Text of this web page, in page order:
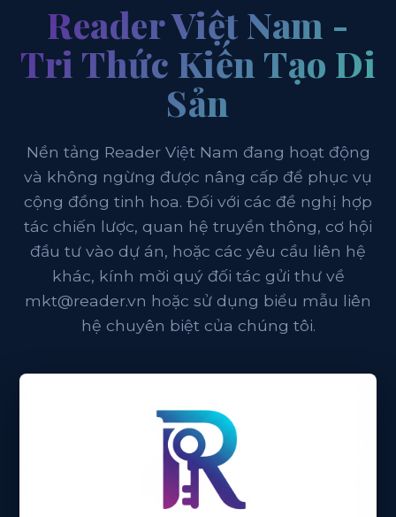
Reader Việt Nam -
Tri Thức Kiến Tạo Di
Sản
Nền tảng Reader Việt Nam đang hoạt động
và không ngừng được nâng cấp để phục vụ
cộng đồng tinh hoa. Đối với các đề nghị hợp
tác chiến lược, quan hệ truyền thông, cơ hội
đầu tư vào dự án, hoặc các yêu cầu liên hệ
khác, kính mời quý đối tác gửi thư về
mkt@reader.vn hoặc sử dụng biểu mẫu liên
hệ chuyên biệt của chúng tôi.